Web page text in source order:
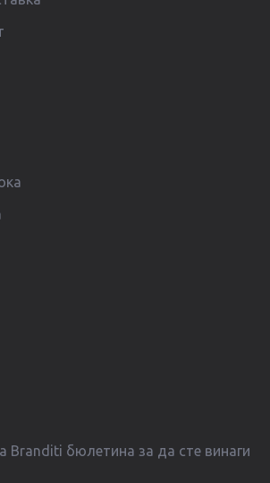
Branditi бюлетина за да сте винаги